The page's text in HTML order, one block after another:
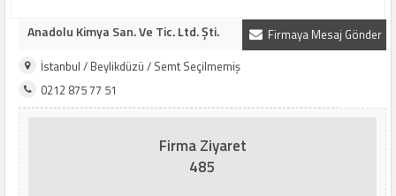
Firmaya Mesaj Gönder
Anadolu Kimya San. Ve Tic. Ltd. Şti.
İstanbul / Beylikdüzü / Semt Seçilmemiş
0212 875 77 51
Firma Ziyaret
485